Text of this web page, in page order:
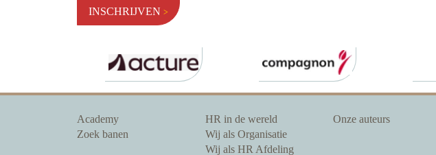
INSCHRIJVEN
Academy
Zoek banen
HR in de wereld
Wij als Organisatie
Wij als HR Afdeling
Onze auteurs